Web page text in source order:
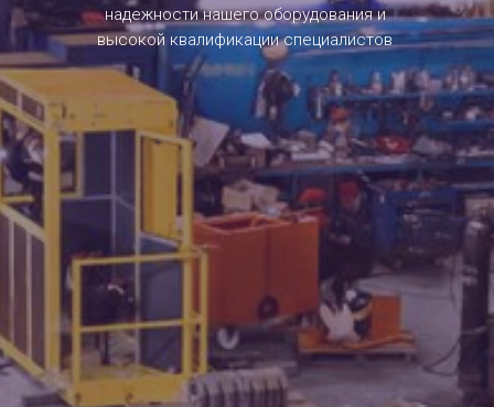
надежности нашего оборудования и
высокой квалификации специалистов